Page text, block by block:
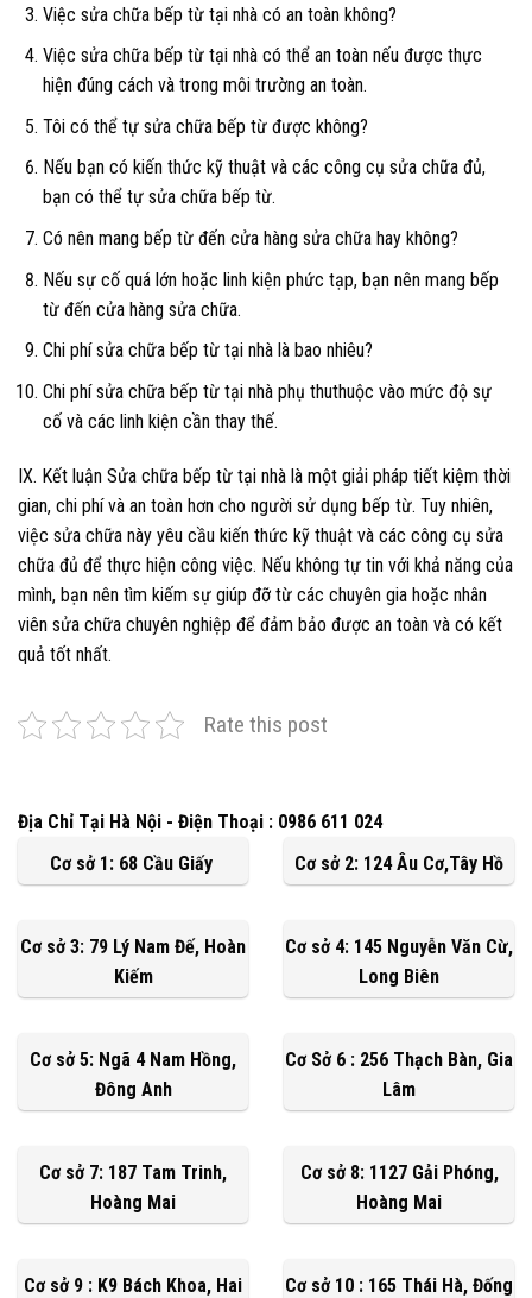
Việc sửa chữa bếp từ tại nhà có an toàn không?
Việc sửa chữa bếp từ tại nhà có thể an toàn nếu được thực
hiện đúng cách và trong môi trường an toàn.
Tôi có thể tự sửa chữa bếp từ được không?
Nếu bạn có kiến thức kỹ thuật và các công cụ sửa chữa đủ,
bạn có thể tự sửa chữa bếp từ.
Có nên mang bếp từ đến cửa hàng sửa chữa hay không?
Nếu sự cố quá lớn hoặc linh kiện phức tạp, bạn nên mang bếp
từ đến cửa hàng sửa chữa.
Chi phí sửa chữa bếp từ tại nhà là bao nhiêu?
Chi phí sửa chữa bếp từ tại nhà phụ thuthuộc vào mức độ sự
cố và các linh kiện cần thay thế.
IX. Kết luận Sửa chữa bếp từ tại nhà là một giải pháp tiết kiệm thời
gian, chi phí và an toàn hơn cho người sử dụng bếp từ. Tuy nhiên,
việc sửa chữa này yêu cầu kiến thức kỹ thuật và các công cụ sửa
chữa đủ để thực hiện công việc. Nếu không tự tin với khả năng của
mình, bạn nên tìm kiếm sự giúp đỡ từ các chuyên gia hoặc nhân
viên sửa chữa chuyên nghiệp để đảm bảo được an toàn và có kết
quả tốt nhất.
Rate this post
Địa Chỉ Tại Hà Nội - Điện Thoại : 0986 611 024
Cơ sở 1: 68 Cầu Giấy
Cơ sở 2: 124 Âu Cơ,Tây Hồ
Cơ sở 3: 79 Lý Nam Đế, Hoàn
Kiếm
Cơ sở 4: 145 Nguyễn Văn Cừ,
Long Biên
Cơ sở 5: Ngã 4 Nam Hồng,
Đông Anh
Cơ Sở 6 : 256 Thạch Bàn, Gia
Lâm
Cơ sở 7: 187 Tam Trinh,
Hoàng Mai
Cơ sở 8: 1127 Gải Phóng,
Hoàng Mai
Cơ sở 9 : K9 Bách Khoa, Hai
Cơ sở 10 : 165 Thái Hà, Đống